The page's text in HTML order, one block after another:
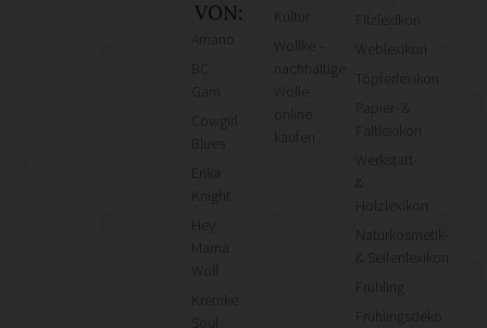
VON:
Cowgirl
Knight
Mama
Wolf
Kremke
Kultur
Wollke –
nachhaltige
kaufen
Filzlexikon
Weblexikon
Töpferlexikon
Papier- &
Faltlexikon
Werkstatt-
&
Holzlexikon
Naturkosmetik-
& Seifenlexikon
Frühling
Frühlingsdeko